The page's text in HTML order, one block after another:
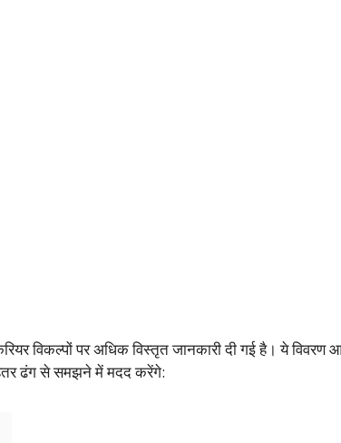
विकल्पों पर अधिक विस्तृत जानकारी दी गई है। ये
ढंग से समझने में मदद करेंगे: